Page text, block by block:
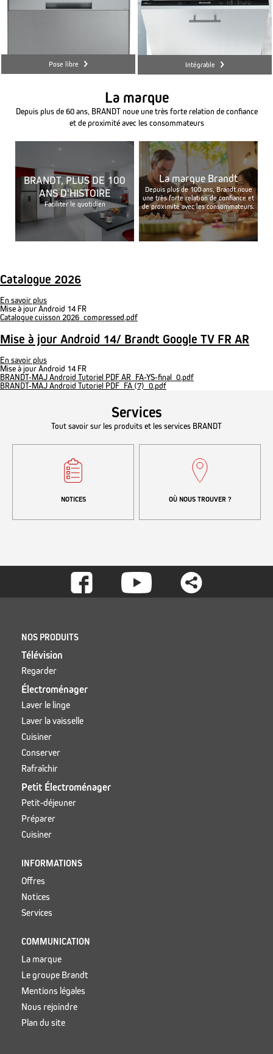
Pose libre Intégrable
La marque
Depuis plus de 60 ans, BRANDT noue une très forte relation de confiance
et de proximité avec les consommateurs
BRANDT, PLUS DE 100
ANS D'HISTOIRE
Faciliter le quotidien
La marque Brandt
Depuis plus de 100 ans, Brandt noue
une très forte relation de confiance et
de proximité avec les consommateurs.
Catalogue 2026
En savoir plus
Catalogue
2026
Mise à jour Android 14 FR
Catalogue cuisson 2026_compressed.pdf
Mise à jour Android 14/ Brandt Google TV FR AR
En savoir plus
Mise
à
jour
TV
AR
Mise à jour Android 14 FR
BRANDT-MAJ Android Tutoriel PDF AR_FA-YS-final_0.pdf
BRANDT-MAJ Android Tutoriel PDF_FA (7)_0.pdf
Services
Tout savoir sur les produits et les services BRANDT
NOTICES OÙ NOUS TROUVER ?
-
NOS PRODUITS
Télévision
Regarder
Électroménager
Laver le linge
Laver la vaisselle
Cuisiner
Conserver
Rafraîchir
Petit Électroménager
Petit-déjeuner
Préparer
Cuisiner
INFORMATIONS
Offres
Notices
Services
COMMUNICATION
La marque
Le groupe Brandt
Mentions légales
Nous rejoindre
Plan du site